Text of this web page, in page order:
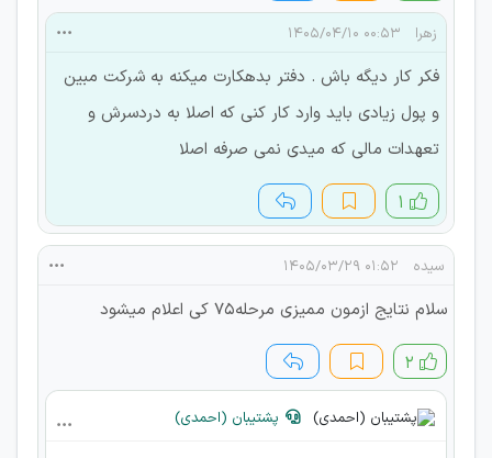
زهرا ۰۰:۵۳ ۱۴۰۵/۰۴/۱۰
فکر کار دیگه باش . دفتر بدهکارت میکنه به شرکت مبین
و پول زیادی باید وارد کار کنی که اصلا به دردسرش و
تعهدات مالی که میدی نمی صرفه اصلا
۱
سیده ۰۱:۵۲ ۱۴۰۵/۰۳/۲۹
سلام نتایج ازمون ممیزی مرحله75 کی اعلام میشود
۲
پشتیبان (احمدی)